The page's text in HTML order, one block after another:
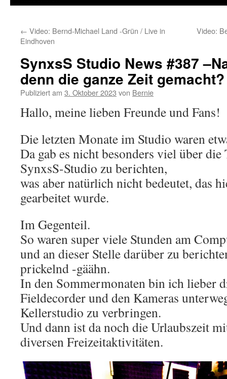
← Video: Bernd-Michael Land -Grün / Live in
Eindhoven
Video:
SynxsS Studio News #387
denn die ganze Zeit gemacht?
Publiziert am 3. Oktober 2023 von Bernie
Hallo, meine lieben Freunde und Fans!
Die letzten Monate im Studio waren
Da gab es nicht besonders viel über
SynxsS-Studio zu berichten,
was aber natürlich nicht bedeutet, das
gearbeitet wurde.
Im Gegenteil.
So waren super viele Stunden am
und an dieser Stelle darüber zu
prickelnd -gäähn.
In den Sommermonaten bin ich lieber
Fieldecorder und den Kameras
Kellerstudio zu verbringen.
Und dann ist da noch die Urlaubszeit
diversen Freizeitaktivitäten.